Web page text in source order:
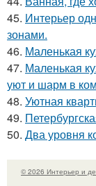
45. Интерьер
зонами.
46. Маленькая
47. Маленькая
уют и шарм в
48. Уютная
49.
50. Два уровня
© 2026 Интерьер и